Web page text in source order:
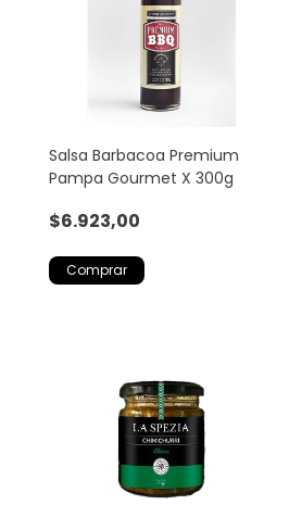
Salsa Barbacoa Premium
Pampa Gourmet X 300g
$6.923,00